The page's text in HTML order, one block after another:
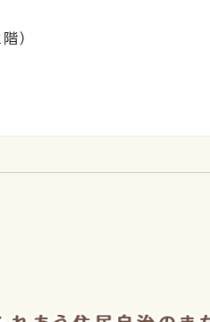
）